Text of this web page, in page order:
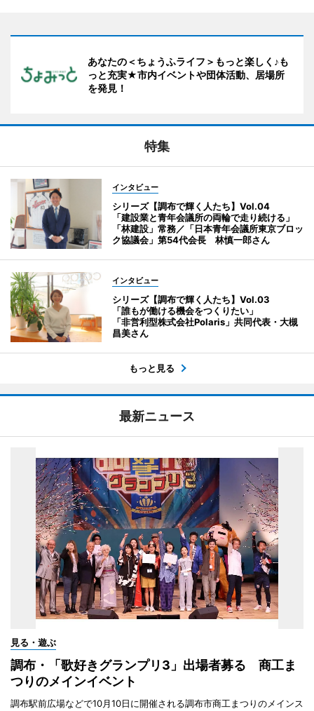
あなたの＜ちょうふライフ＞もっと楽しく♪も
っと充実★市内イベントや団体活動、居場所
を発見！
特集
インタビュー
シリーズ【調布で輝く人たち】Vol.04
「建設業と青年会議所の両輪で走り続ける」
「林建設」常務／「日本青年会議所東京ブロッ
ク協議会」第54代会長 林慎一郎さん
インタビュー
シリーズ【調布で輝く人たち】Vol.03
「誰もが働ける機会をつくりたい」
「非営利型株式会社Polaris」共同代表・大槻
昌美さん
もっと見る
最新ニュース
見る・遊ぶ
調布・「歌好きグランプリ3」出場者募る 商工ま
つりのメインイベント
調布駅前広場などで10月10日に開催される調布市商工まつりのメインス